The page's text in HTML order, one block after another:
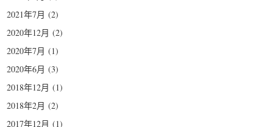
2021年7月 (2)
2020年12月 (2)
2020年7月 (1)
2020年6月 (3)
2018年12月 (1)
2018年2月 (2)
2017年12月 (1)